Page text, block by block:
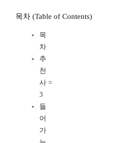
목차 (Table of Contents)
목
차
추
천
사 =
3
들
어
가